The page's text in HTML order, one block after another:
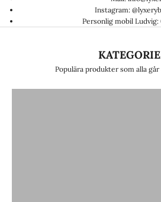
Instagram:
Personlig mobil Ludvig:
Populära produkter som alla
KEPSAR